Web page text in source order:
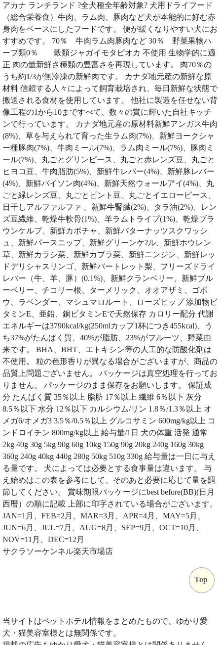
アカナ ランチランド ?全犬種全年齢対象? 犬用ドライフード
（総合栄養食）牛肉、ラム肉、豚肉など犬が本能的に好む赤
身肉をベースにしたフードです。 便が緩くなりやすい犬にお
すすめです。 70％ 牛肉ラム肉豚肉など 30％ 野菜果物ハ
ーブ類0％ 穀類ジャガイモタピオカ 不使用 生物学的に適
正 肉の量新鮮さ種類の豊富さを再現しています。 肉70％の
うち約1/3が無冷凍の新鮮肉です。 カナダ地元産の新鮮な原
材料 信頼する人々によって飼育栽培され、毎日新鮮な状態で
搬送される食材を使用しています。 他社に製造を任せない背
像工程の1から10まですべて、数々の賞に輝いた自社キッチ
ンで行っています。 カナダ地元産の原材料新鮮アンガス牛肉
(8%)、草を与えられて育った生ラム肉(7%)、新鮮ヨークシャ
ー種豚肉(7%)、牛肉ミール(7%)、ラム肉ミール(7%)、豚肉ミ
ール(7%)、丸ごとグリンピース、丸ごと赤レンズ豆、丸ごと
ヒヨコ豆、牛肉脂肪(5%)、新鮮牛レバー(4%)、新鮮豚レバー
(4%)、新鮮バイソン肉(4%)、新鮮天然ウォールアイ(4%)、丸
ごと緑レンズ豆、丸ごとピント豆、丸ごとイエローピース、
日干しアルファルファ 、新鮮牛腎臓(2%)、タラ油(2%)、レン
ズ豆繊維、乾燥牛軟骨(1%)、羊ラムトライプ(1%)、乾燥ブラ
ウンケルプ、新鮮カボチャ、新鮮バターナッツスクワッシ
ュ、新鮮パースニップ、新鮮グリーンケ?ル、新鮮ホウレン
草、新鮮カラシ菜、新鮮カブラ菜、新鮮ニンジン、新鮮レッ
ドデリシャスリンゴ、新鮮バートレット梨、フリーズドライ
レバー（牛、羊、豚）(0.1%)、新鮮クランベリー、新鮮ブル
ーベリー、チコリー根、ターメリック、オオアザミ、ゴボ
ウ、ラベンダー、マシュマロルート、ローズヒップ 添加物ビ
タミンE、亜鉛、銅ビタミンEで天然保存 カロリー配分 代謝
エネルギーは3790kcal/kg(250mlカップ1杯につき455kcal)、う
ち37%がたんぱく質、40%が脂肪、23%がフルーツ、野菜由
来です。 BHA、BHT、エトキシン等の人工的な防酸化剤は
不使用。 粒の色形香りが異なる場合がございますが、商品の
品質上問題ございません。 パッケージは真空処理を行ってお
りません。 パッケージのまま保存をお願いします。 保証成
分 たんぱく質 35％以上 脂肪 17％以上 繊維 6％以下 灰分
8.5％以下 水分 12％以下 カルシウム/リン 1.8％/1.3％以上 オ
メガ6/オメガ3 3.5％/0.5％以上 グルコサミン 600mg/kg以上 コ
ンドロイチン 800mg/kg以上 給与量/1日 犬の体重 活発 通常
2kg 40g 30g 5kg 90g 60g 10kg 150g 90g 20kg 240g 160g 30kg
360g 240g 40kg 440g 280g 50kg 510g 330g 給与量は一日に与え
る量です。 犬によっては必要とする食事量は違います。 与
え始めはこの表を参考にして、そのあと必要に応じて量を調
節してください。 賞味期限パッケージにbest before(BB)(日月
西暦）の順に記載 上部に印字されている場合がございます。
JAN=1月、FEB=2月、MAR=3月、APR=4月、MAY=5月、
JUN=6月、JUL=7月、AUG=8月、SEP=9月、OCT=10月、
NOV=11月、DEC=12月
サクラソーケンネル楽天市場店
Top
当サイトはペットホテル情報をまとめたもので、ゆかり愛
犬・猫美容室様とは無関係です。